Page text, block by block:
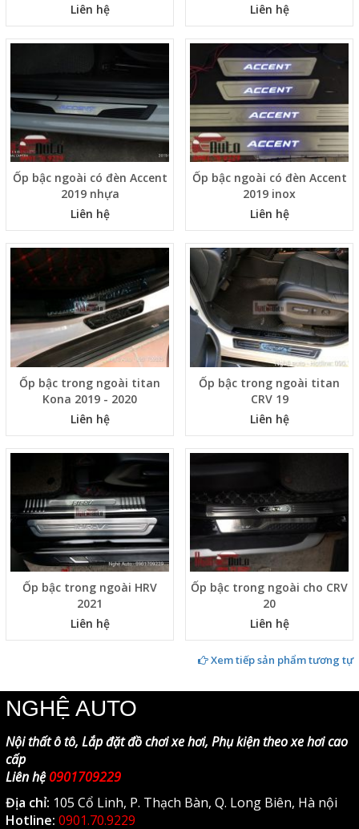
Liên hệ
Liên hệ
Ốp bậc ngoài có đèn Accent
2019 nhựa
Liên hệ
Ốp bậc ngoài có đèn Accent
2019 inox
Liên hệ
Ốp bậc trong ngoài titan
Kona 2019 - 2020
Liên hệ
Ốp bậc trong ngoài titan
CRV 19
Liên hệ
Ốp bậc trong ngoài HRV
2021
Liên hệ
Ốp bậc trong ngoài cho CRV
20
Liên hệ
Xem tiếp sản phẩm tương tự
NGHỆ AUTO
Nội thất ô tô, Lắp đặt đồ chơi xe hơi, Phụ kiện theo xe hơi cao
cấp
Liên hệ 0901709229
Địa chỉ: 105 Cổ Linh, P. Thạch Bàn, Q. Long Biên, Hà nội
Hotline: 0901.70.9229